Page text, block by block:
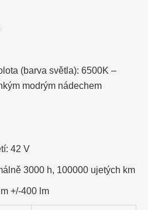
(barva světla): 6500K –
modrým nádechem
42 V
3000 h, 100000 ujetých km
+/-400 lm